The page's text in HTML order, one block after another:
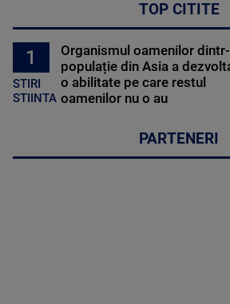
TOP CITITE
1
STIRI
STIINTA
Organismul oamenilor
populație din Asia a
o abilitate pe care restul
oamenilor nu o au
PARTENERI